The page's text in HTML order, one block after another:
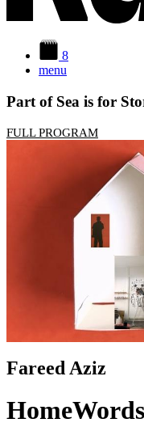
8
menu
Part of Sea is for
FULL PROGRAM
Fareed Aziz
HomeWords